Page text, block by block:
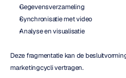
Gegevensverzameling
Synchronisatie met video
Analyse en visualisatie
Deze fragmentatie kan de
marketingcycli vertragen.